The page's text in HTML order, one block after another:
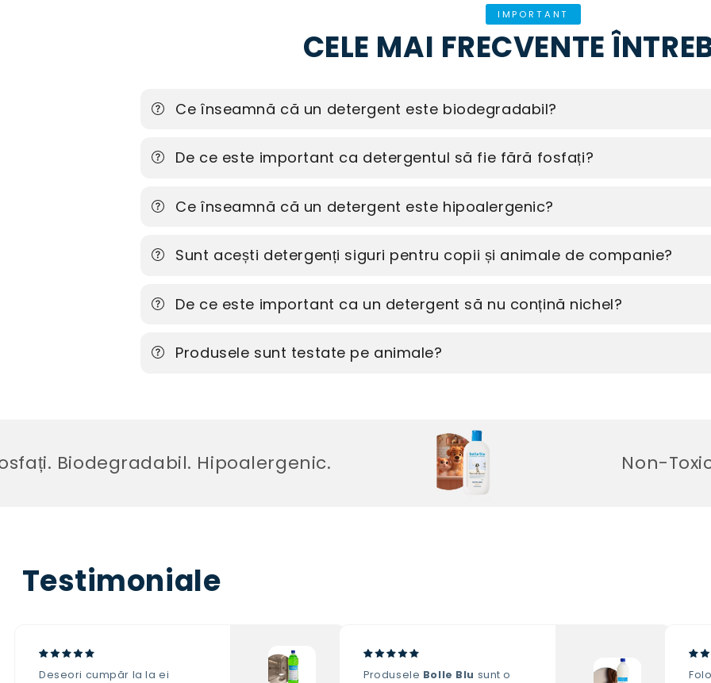
IMPORTANT
CELE MAI FRECVENTE
Ce înseamnă că un detergent este biodegradabil?
De ce este important ca detergentul să fie fără fosfați?
Ce înseamnă că un detergent este hipoalergenic?
Sunt acești detergenți siguri pentru copii și animale de companie?
De ce este important ca un detergent să nu conțină nichel?
Produsele sunt testate pe animale?
Biodegradabil. Hipoalergenic. Non-Toxic.
Testimoniale
Deseori cumpăr la la ei
Produsele Bolle Blu sunt o